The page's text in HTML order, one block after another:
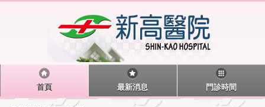
首頁 最新消息 門診時間